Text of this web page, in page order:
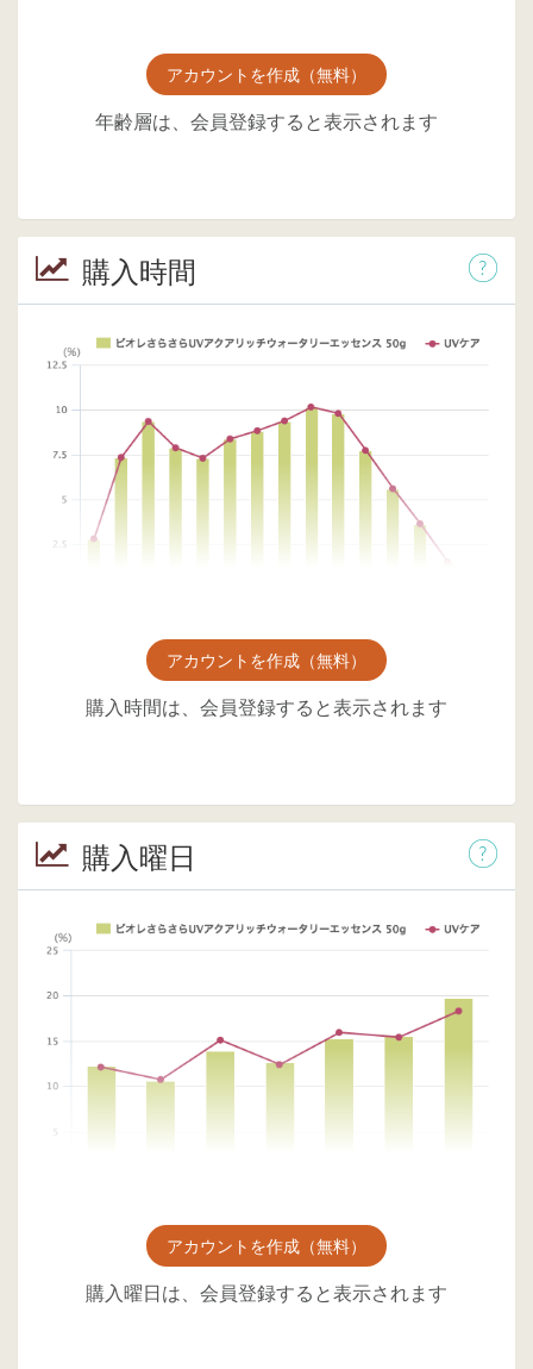
アカウントを作成（無料）
年齢層は、会員登録すると表示されます
購入時間
アカウントを作成（無料）
購入時間は、会員登録すると表示されます
購入曜日
アカウントを作成（無料）
購入曜日は、会員登録すると表示されます